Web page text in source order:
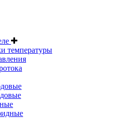
температуры